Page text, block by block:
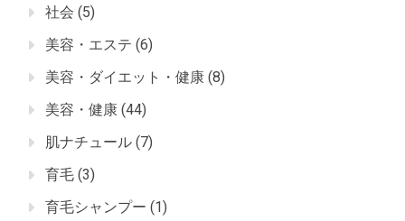
社会 (5)
美容・エステ (6)
美容・ダイエット・健康 (8)
美容・健康 (44)
肌ナチュール (7)
育毛 (3)
育毛シャンプー (1)